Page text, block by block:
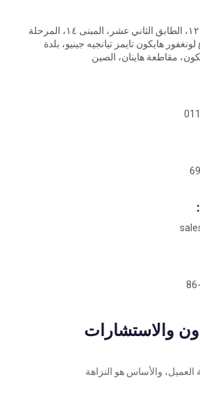
الغرفة ١٢٠٧–١٢٠٨، الطابق الثاني عشر، المبنى ١٤، المرحلة
هايكون تايمز تيانجيه جينيو، بلدة
مقاطعة هاينان، الصين
والاستشارات
العميل، والأساس هو النزاهة